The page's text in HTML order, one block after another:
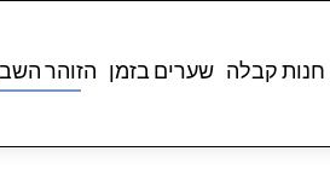
חנות קבלה שערים בזמן הזוהר